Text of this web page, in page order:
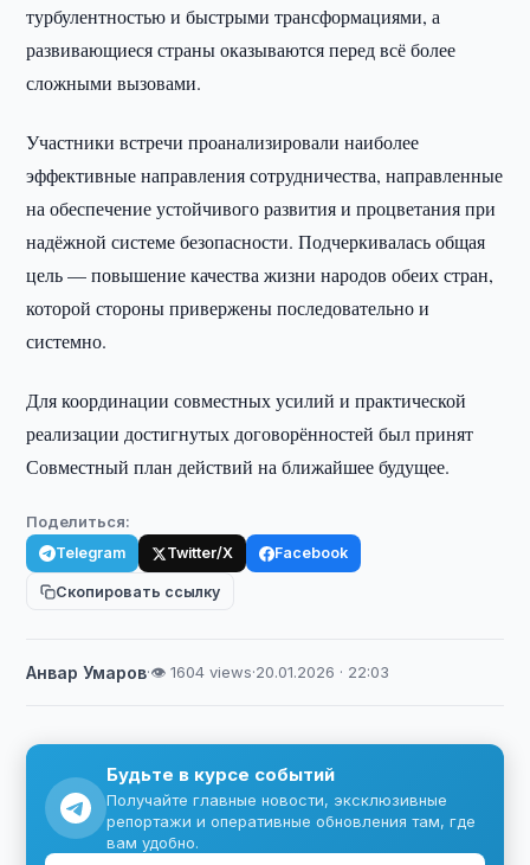
турбулентностью и быстрыми трансформациями, а
развивающиеся страны оказываются перед всё более
сложными вызовами.
Участники встречи проанализировали наиболее
эффективные направления сотрудничества, направленные
на обеспечение устойчивого развития и процветания при
надёжной системе безопасности. Подчеркивалась общая
цель — повышение качества жизни народов обеих стран,
которой стороны привержены последовательно и
системно.
Для координации совместных усилий и практической
реализации достигнутых договорённостей был принят
Совместный план действий на ближайшее будущее.
Поделиться:
Telegram Twitter/X Facebook
Скопировать ссылку
Анвар Умаров·👁 1604 views·20.01.2026 · 22:03
Будьте в курсе событий
Получайте главные новости, эксклюзивные
репортажи и оперативные обновления там, где
вам удобно.